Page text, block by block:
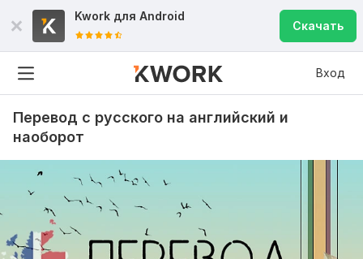
Kwork для Android
Скачать
Вход
Перевод с русского на английский и
наоборот